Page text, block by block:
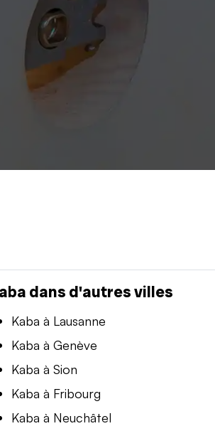
dans d'autres villes
Kaba à Lausanne
Kaba à Genève
Kaba à Sion
Kaba à Fribourg
Kaba à Neuchâtel